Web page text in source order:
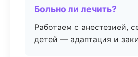
Больно ли лечить?
Работаем с анестезией,
детей — адаптация и